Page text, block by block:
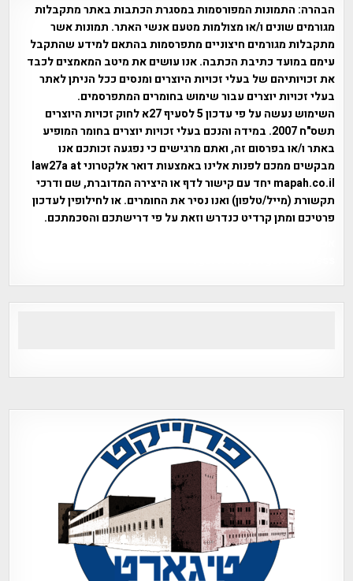
הבהרה: התמונות המפורסמות במסגרת הכתבות באתר מתקבלות
מגורמים שונים ו/או מצולמות מטעם אנשי האתר. תמונות אשר
מתקבלות מגורמים חיצוניים מתפרסמות בהתאם למידע שהתקבל
עימם במועד כתיבת הכתבה. אנו עושים את מיטב המאמצים לכבד
את זכויותיהם של בעלי זכויות היוצרים ומנסים ככל הניתן לאתר
בעלי זכויות יוצרים עבור שימוש בחומרים המתפרסמים.
השימוש נעשה על פי עדכון 5 לסעיף 27א לחוק זכויות היוצרים
תשס"ח 2007. במידה והנכם בעלי זכויות יוצרים בחומר המופיע
באתר ו/או בפרסום זה, ואתם מרגישים כי נפגעה זכותכם אנו
מבקשים ממכם לפנות אלינו באמצעות דואר אלקטרוני law27a at
mapah.co.il יחד עם קישור לדף או היצירה המדוברת, שם ודרכי
תקשורת (מייל/טלפון) ואנו נסיר את החומרים. או לחילופין לעדכון
פרטיכם ומתן קרדיט כנדרש וזאת על פי דרישתכם והסכמתכם.